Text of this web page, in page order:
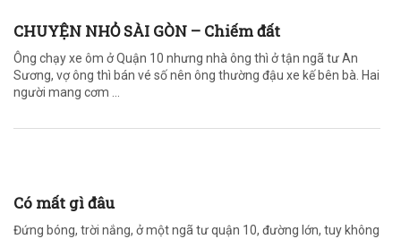
CHUYỆN NHỎ SÀI GÒN – Chiếm đất
Ông chạy xe ôm ở Quận 10 nhưng nhà ông thì ở tận ngã tư An
Sương, vợ ông thì bán vé số nên ông thường đậu xe kế bên bà. Hai
người mang cơm ...
Có mất gì đâu
Đứng bóng, trời nắng, ở một ngã tư quận 10, đường lớn, tuy không